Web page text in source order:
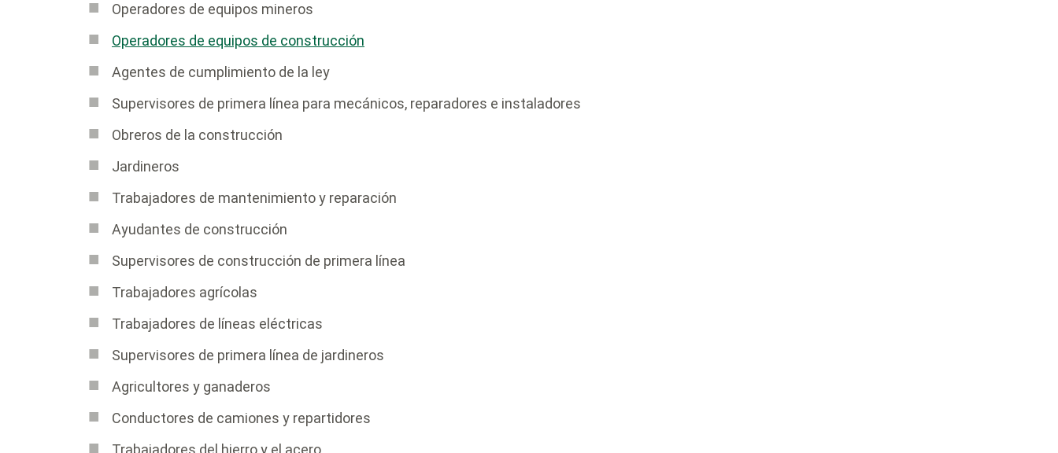
Operadores de equipos mineros
Operadores de equipos de construcción
Agentes de cumplimiento de la ley
Supervisores de primera línea para mecánicos, reparadores e instaladores
Obreros de la construcción
Jardineros
Trabajadores de mantenimiento y reparación
Ayudantes de construcción
Supervisores de construcción de primera línea
Trabajadores agrícolas
Trabajadores de líneas eléctricas
Supervisores de primera línea de jardineros
Agricultores y ganaderos
Conductores de camiones y repartidores
Trabajadores del hierro y el acero